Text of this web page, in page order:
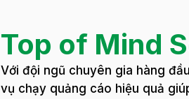
Top of Mind
Với đội ngũ chuyên gia hàng
vụ chạy quảng cáo hiệu quả